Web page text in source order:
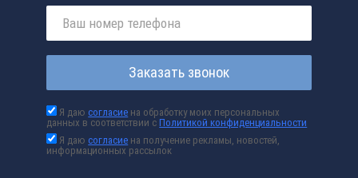
Заказать звонок
Я даюсогласие на обработку моих персональных
данных в соответствии сПолитикой конфиденциальности
Я даюсогласие на получение рекламы, новостей,
информационных рассылок